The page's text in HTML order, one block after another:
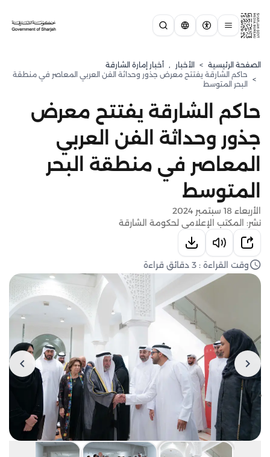
الصفحة الرئيسية > الأخبار , أخبار إمارة الشارقة
>
حاكم الشارقة يفتتح معرض جذور وحداثة الفن العربي المعاصر في منطقة
البحر المتوسط
حاكم الشارقة يفتتح معرض
جذور وحداثة الفن العربي
المعاصر في منطقة البحر
المتوسط
الأربعاء 18 سبتمبر 2024
نشر: المكتب الإعلامي لحكومة الشارقة
وقت القراءة : 3 دقائق قراءة